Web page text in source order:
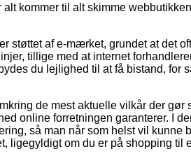
kommer til alt skimme
støttet af e-mærket, grundet at det
tillige med at internet
du lejlighed til at få bistand, for
de mest aktuelle vilkår der
online forretningen garanterer. I
så man når som helst vil kunne
ligegyldigt om du er på shopping til